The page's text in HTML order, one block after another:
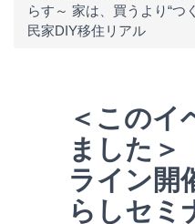
らす～ 家は、買うより“つ
民家DIY移住リアル
＜このイ
ました＞
ライン開
らしセミ